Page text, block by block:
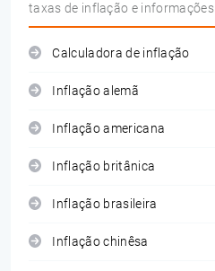
taxas de inflação e informações
Calculadora de inflação
Inflação alemã
Inflação americana
Inflação britânica
Inflação brasileira
Inflação chinêsa